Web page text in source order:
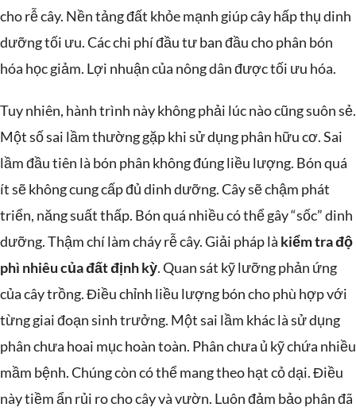
cho rễ cây. Nền tảng đất khỏe mạnh giúp cây hấp thụ dinh
dưỡng tối ưu. Các chi phí đầu tư ban đầu cho phân bón
hóa học giảm. Lợi nhuận của nông dân được tối ưu hóa.
Tuy nhiên, hành trình này không phải lúc nào cũng suôn sẻ.
Một số sai lầm thường gặp khi sử dụng phân hữu cơ. Sai
lầm đầu tiên là bón phân không đúng liều lượng. Bón quá
ít sẽ không cung cấp đủ dinh dưỡng. Cây sẽ chậm phát
triển, năng suất thấp. Bón quá nhiều có thể gây “sốc” dinh
dưỡng. Thậm chí làm cháy rễ cây. Giải pháp là kiểm tra độ
phì nhiêu của đất định kỳ. Quan sát kỹ lưỡng phản ứng
của cây trồng. Điều chỉnh liều lượng bón cho phù hợp với
từng giai đoạn sinh trưởng. Một sai lầm khác là sử dụng
phân chưa hoai mục hoàn toàn. Phân chưa ủ kỹ chứa nhiều
mầm bệnh. Chúng còn có thể mang theo hạt cỏ dại. Điều
này tiềm ẩn rủi ro cho cây và vườn. Luôn đảm bảo phân đã